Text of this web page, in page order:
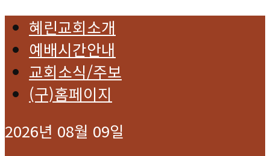
혜린교회소개
예배시간안내
교회소식/주보
(구)홈페이지
2026년 08월 09일